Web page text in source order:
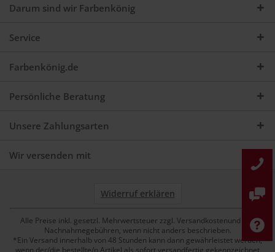
Darum sind wir Farbenkönig
Service
Farbenkönig.de
Persönliche Beratung
Unsere Zahlungsarten
Wir versenden mit
Widerruf erklären
Alle Preise inkl. gesetzl. Mehrwertsteuer zzgl. Versandkostenund ggf.
Nachnahmegebühren, wenn nicht anders beschrieben.
*Ein Versand innerhalb von 48 Stunden kann dann gewährleistet werden,
wenn der/die bestellte/n Artikel als sofort versandfertig gekennzeichnet